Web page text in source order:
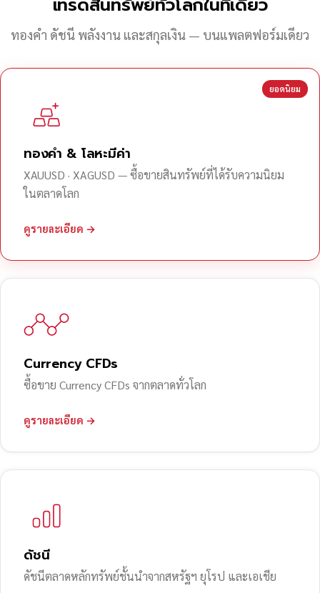
ทองคำ ดัชนี พลังงาน และสกุลเงิน — บนแพลตฟอร์มเดียว
ยอดนิยม
ทองคำ & โลหะมีค่า
XAUUSD · XAGUSD — ซื้อขายสินทรัพย์ที่ได้รับความนิยม
ในตลาดโลก
ดูรายละเอียด →
Currency CFDs
ซื้อขาย Currency CFDs จากตลาดทั่วโลก
ดูรายละเอียด →
ดัชนี
ดัชนีตลาดหลักทรัพย์ชั้นนำจากสหรัฐฯ ยุโรป และเอเชีย